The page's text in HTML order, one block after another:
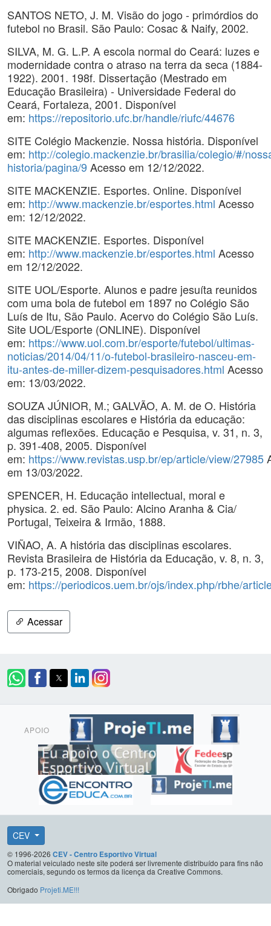
SANTOS NETO, J. M. Visão do jogo - primórdios do
futebol no Brasil. São Paulo: Cosac & Naify, 2002.
SILVA, M. G. L.P. A escola normal do Ceará: luzes e
modernidade contra o atraso na terra da seca (1884-
1922). 2001. 198f. Dissertação (Mestrado em
Educação Brasileira) - Universidade Federal do
Ceará, Fortaleza, 2001. Disponível
em: https://repositorio.ufc.br/handle/riufc/44676
SITE Colégio Mackenzie. Nossa história. Disponível
em: http://colegio.mackenzie.br/brasilia/colegio/#/
historia/pagina/9 Acesso em 12/12/2022.
SITE MACKENZIE. Esportes. Online. Disponível
em: http://www.mackenzie.br/esportes.html Acesso
em: 12/12/2022.
SITE MACKENZIE. Esportes. Disponível
em: http://www.mackenzie.br/esportes.html Acesso
em 12/12/2022.
SITE UOL/Esporte. Alunos e padre jesuíta reunidos
com uma bola de futebol em 1897 no Colégio São
Luís de Itu, São Paulo. Acervo do Colégio São Luís.
Site UOL/Esporte (ONLINE). Disponível
em: https://www.uol.com.br/esporte/futebol/ultimas-
noticias/2014/04/11/o-futebol-brasileiro-nasceu-em-
itu-antes-de-miller-dizem-pesquisadores.html Acesso
em: 13/03/2022.
SOUZA JÚNIOR, M.; GALVÃO, A. M. de O. História
das disciplinas escolares e História da educação:
algumas reflexões. Educação e Pesquisa, v. 31, n. 3,
p. 391-408, 2005. Disponível
em: https://www.revistas.usp.br/ep/article/view/27985
em 13/03/2022.
SPENCER, H. Educação intellectual, moral e
physica. 2. ed. São Paulo: Alcino Aranha & Cia/
Portugal, Teixeira & Irmão, 1888.
VIÑAO, A. A história das disciplinas escolares.
Revista Brasileira de História da Educação, v. 8, n. 3,
p. 173-215, 2008. Disponível
em: https://periodicos.uem.br/ojs/index.php/rbhe/
Acessar
APOIO
CEV
© 1996-2026 CEV - Centro Esportivo Virtual
O material veiculado neste site poderá ser livremente distribuído para fins não
comerciais, segundo os termos da licença da Creative Commons.
Obrigado Projeti.ME!!!